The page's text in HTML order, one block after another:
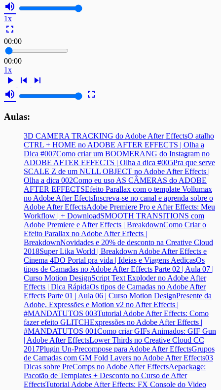
volume_up
1x
fullscreen
00:00
00:00
1x
play_arrow skip_previous
skip_next
volume_up
fullscreen
Aulas:
3D CAMERA TRACKING do Adobe After EffectsO atalho
CTRL + HOME no ADOBE AFTER EFFECTS | Olha a
Dica #007Como criar um BOOMERANG do Instagram no
ADOBE AFTER EFFECTS | Olha a dica #005Pra que serve
SCALE Z de um NULL OBJECT no Adobe After Effects |
Olha a dica 002Como eu uso AS CÂMERAS do ADOBE
AFTER EFFECTSEfeito Parallax com o template Vollumax
no Adobe After EfectsInscreva-se no canal e aprenda sobre o
Adobe After EffectsAdobe Premiere Pro e After Effects: Meu
Workflow | + DownloadSMOOTH TRANSITIONS com
Adobe Premiere e After Effects | BreakdownComo Criar o
Efeito Parallax no Adobe After Effects |
BreakdownNovidades e 20% de desconto na Creative Cloud
2018Super Lika World | Breakdown Adobe After Effects e
Cinema 4DO Portal pra vida | Ideias e Viagens AedicasOs
tipos de Camadas no Adobe After Effects Parte 02 | Aula 07 |
Curso Motion DesignScript Text Exploder no Adobe After
Effects | Dica RápidaOs tipos de Camadas no Adobe After
Effects Parte 01 | Aula 06 | Curso Motion DesignPresente da
Adobe, Expressões e Motion v2 no After Effects |
#MANDATUTOS 003Tutorial Adobe After Effects: Como
fazer efeito GLITCHExpressões no Adobe After Effects |
#MANDATUTOS 001Como criar GIFs Animados: GIF Gun
| Adobe After EffectsLower Thirds no Creative Cloud CC
2017Plugin Un-Precompose para Adobe After EffectsGrupos
de Camadas com GM Fold Layers no Adobe After Effects03
Dicas sobre PreComps no Adobe After EffectsAepackage:
Pacotão de Templates + Desconto no Curso de After
EffectsTutorial Adobe After Effects: FX Console do Video